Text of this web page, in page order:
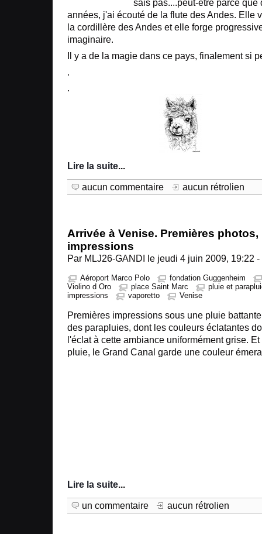
sais pas....peut-être parce que
années, j'ai écouté de la flute des Andes. Elle
la cordillère des Andes et elle forge
imaginaire.
Il y a de la magie dans ce pays, finalement si
.
Lire la suite...
aucun commentaire
aucun rétrolien
Arrivée à Venise. Premières
impressions
Par MLJ26-GANDI le jeudi 4 juin 2009, 19:22 -
Aéroport Marco Polo
fondation Guggenheim
Violino d Oro
place Saint Marc
pluie et
impressions
vaporetto Venise
Premières impressions sous une pluie
des parapluies, dont les couleurs éclatantes
l'éclat à cette ambiance uniformément grise.
pluie, le Grand Canal garde une couleur
Lire la suite...
un commentaire
aucun rétrolien